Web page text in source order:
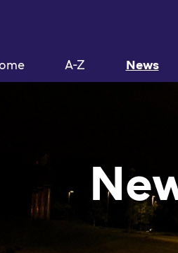
A-Z News